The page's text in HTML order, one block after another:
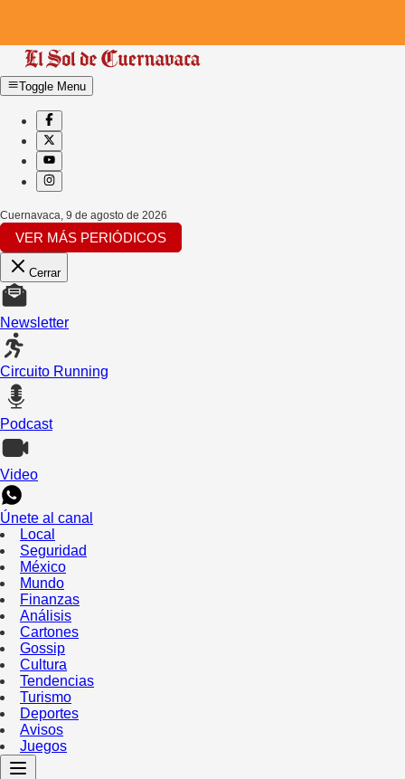
Toggle Menu
Cuernavaca 9 de agosto de 2026
VER MÁS PERIÓDICOS
Cerrar
Newsletter
Circuito Running
Podcast
Video
Únete al canal
Local
Seguridad
México
Mundo
Finanzas
Análisis
Cartones
Gossip
Cultura
Tendencias
Turismo
Deportes
Avisos
Juegos